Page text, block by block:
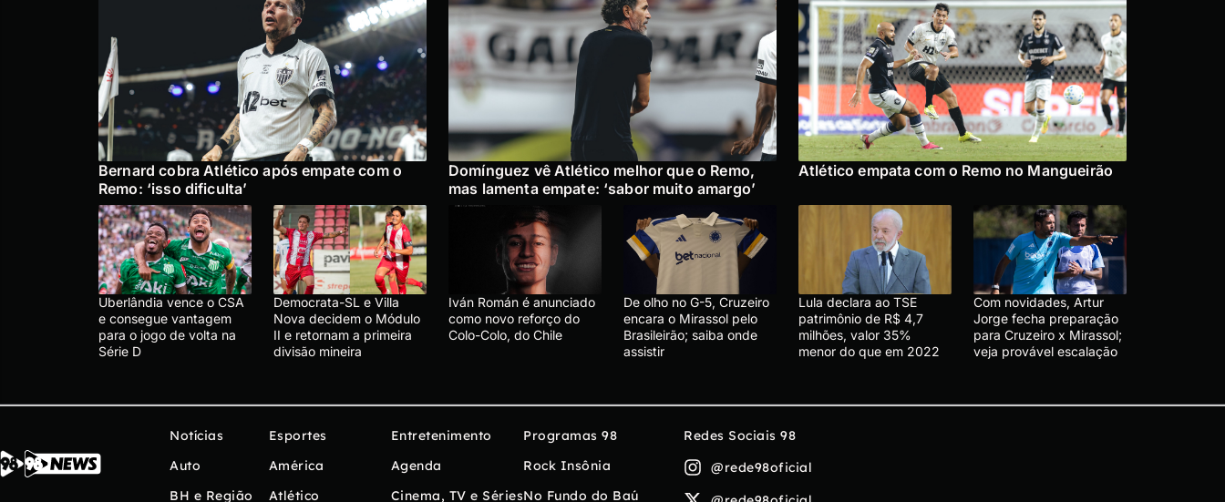
Bernard cobra Atlético após empate com o
Remo: ‘isso dificulta’
Domínguez vê Atlético melhor que o Remo,
mas lamenta empate: ‘sabor muito amargo’
Atlético empata com o Remo no Mangueirão
Uberlândia vence o CSA
e consegue vantagem
para o jogo de volta na
Série D
Democrata-SL e Villa
Nova decidem o Módulo
II e retornam a primeira
divisão mineira
Iván Román é anunciado
como novo reforço do
Colo-Colo, do Chile
De olho no G-5, Cruzeiro
encara o Mirassol pelo
Brasileirão; saiba onde
assistir
Lula declara ao TSE
patrimônio de R$ 4,7
milhões, valor 35%
menor do que em 2022
Com novidades, Artur
Jorge fecha preparação
para Cruzeiro x Mirassol;
veja provável escalação
Notícias
Auto
BH e Região
Esportes
América
Atlético
Entretenimento
Agenda
Cinema, TV e Séries
Programas 98
Rock Insônia
No Fundo do Baú
Redes Sociais 98
@rede98oficial